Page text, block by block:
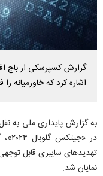
گزارش کسپرسکی از باج
اشاره کرد که خاورمیانه
به گزارش پایداری ملی به
در
نمایان شد.